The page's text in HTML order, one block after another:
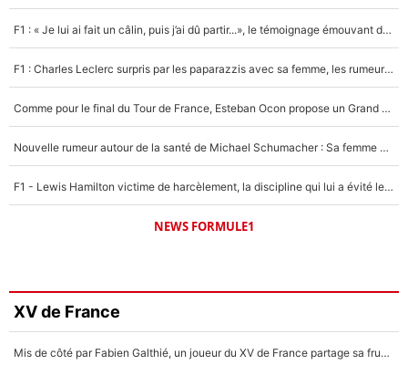
F1 : « Je lui ai fait un câlin, puis j’ai dû partir...», le témoignage émouvant de Max Verstappen sur sa fille
F1 : Charles Leclerc surpris par les paparazzis avec sa femme, les rumeurs étaient vraies !
Comme pour le final du Tour de France, Esteban Ocon propose un Grand Prix de Formule 1 à Paris : «Autour de l’Arc de Triomphe, ce serait génial» !
Nouvelle rumeur autour de la santé de Michael Schumacher : Sa femme Corinna sort du silence
F1 - Lewis Hamilton victime de harcèlement, la discipline qui lui a évité le pire : «J'aurais probablement mal tourné»
NEWS FORMULE1
XV de France
Mis de côté par Fabien Galthié, un joueur du XV de France partage sa frustration : «ils ne me l’ont pas dit tout de suite»